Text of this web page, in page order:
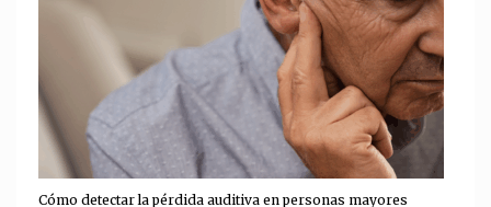
Cómo detectar la pérdida auditiva en personas mayores